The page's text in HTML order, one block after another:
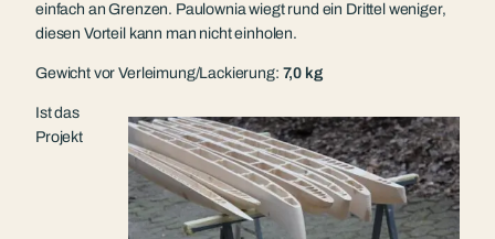
einfach an Grenzen. Paulownia wiegt rund ein Drittel weniger,
diesen Vorteil kann man nicht einholen.
Gewicht vor Verleimung/Lackierung: 7,0 kg
Ist das
Projekt